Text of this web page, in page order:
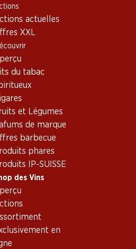
actuelles
XXL
du tabac
et Légumes
de marque
barbecue
phares
IP-SUISSE
des Vins
en
Languedoc-Roussillon
Corbières AOP
Recto
des Pèges